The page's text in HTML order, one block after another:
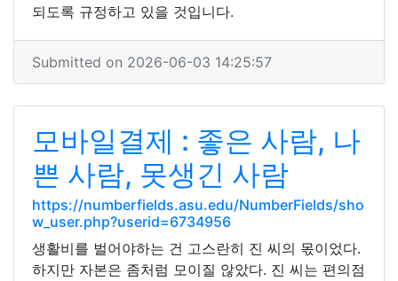
되도록 규정하고 있을 것입니다.
Submitted on 2026-06-03 14:25:57
모바일결제 : 좋은 사람, 나
쁜 사람, 못생긴 사람
https://numberfields.asu.edu/NumberFields/sho
w_user.php?userid=6734956
생활비를 벌어야하는 건 고스란히 진 씨의 몫이었다.
하지만 자본은 좀처럼 모이질 않았다. 진 씨는 편의점